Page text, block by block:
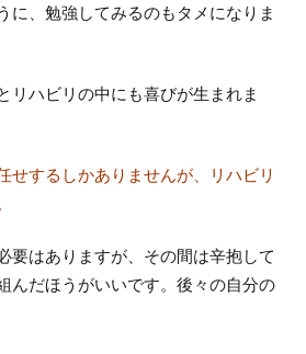
に、勉強してみるのもタメになりま
リハビリの中にも喜びが生まれま
せするしかありませんが、リハビリ
要はありますが、その間は辛抱して
んだほうがいいです。後々の自分の